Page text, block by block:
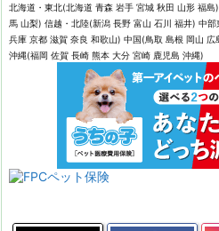
北海道・東北(北海道 青森 岩手 宮城 秋田 山形 福
馬 山梨) 信越・北陸(新潟 長野 富山 石川 福井) 中
兵庫 京都 滋賀 奈良 和歌山) 中国(鳥取 島根 岡山
沖縄(福岡 佐賀 長崎 熊本 大分 宮崎 鹿児島 沖縄)